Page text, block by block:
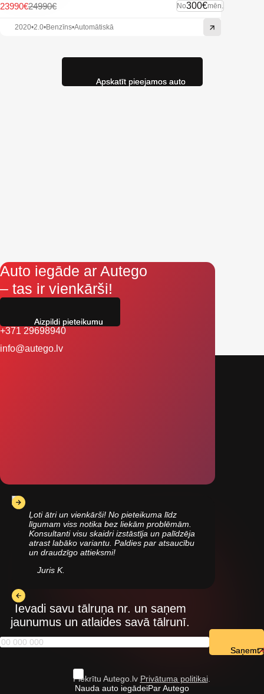
No300€mēn.
24990€
23990€
2020•2.0•Benzīns•Automātiskā
Auto iegāde ar Autego
– tas ir vienkārši!
+371 29698940
info@autego.lv
Ļoti ātri un vienkārši! No pieteikuma līdz
līgumam viss notika bez liekām problēmām.
Konsultanti visu skaidri izstāstīja un palīdzēja
atrast labāko variantu. Paldies par atsaucību
un draudzīgo attieksmi!
Juris K.
Ievadi savu tālruņa nr. un saņem
jaunumus un atlaides savā tālrunī.
Piekrītu Autego.lv Privātuma politikai.
Nauda auto iegādeiPar Autego